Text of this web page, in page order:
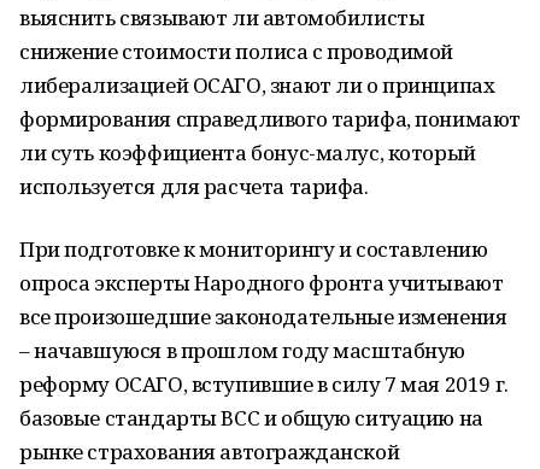
выяснить связывают ли автомобилисты
снижение стоимости полиса с проводимой
либерализацией ОСАГО, знают ли о принципах
формирования справедливого тарифа, понимают
ли суть коэффициента бонус-малус, который
используется для расчета тарифа.
При подготовке к мониторингу и составлению
опроса эксперты Народного фронта учитывают
все произошедшие законодательные изменения
– начавшуюся в прошлом году масштабную
реформу ОСАГО, вступившие в силу 7 мая 2019 г.
базовые стандарты ВСС и общую ситуацию на
рынке страхования автогражданской